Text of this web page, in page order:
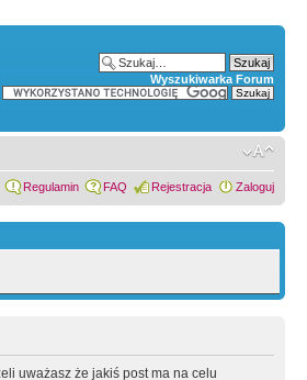
Wyszukiwarka Forum
Regulamin FAQ Rejestracja Zaloguj
uważasz że jakiś post ma na celu